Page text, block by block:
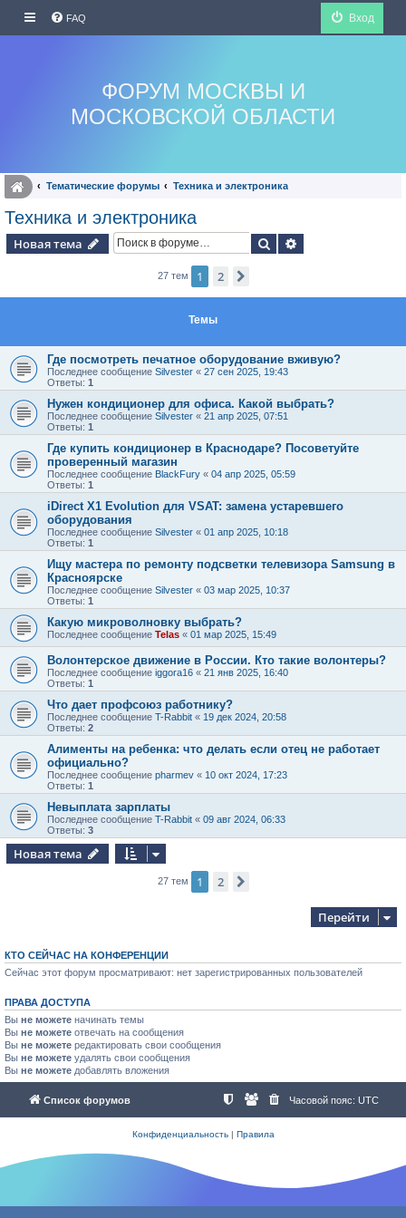
FAQ Вход
ФОРУМ МОСКВЫ И
МОСКОВСКОЙ ОБЛАСТИ
Тематические форумы Техника и электроника
Техника и электроника
Новая тема Поиск
27 тем 1 2
Темы
Где посмотреть печатное оборудование вживую?
Последнее сообщение Silvester « 27 сен 2025, 19:43
Ответы: 1
Нужен кондиционер для офиса. Какой выбрать?
Последнее сообщение Silvester « 21 апр 2025, 07:51
Ответы: 1
Где купить кондиционер в Краснодаре? Посоветуйте
проверенный магазин
Последнее сообщение BlackFury « 04 апр 2025, 05:59
Ответы: 1
iDirect X1 Evolution для VSAT: замена устаревшего
оборудования
Последнее сообщение Silvester « 01 апр 2025, 10:18
Ответы: 1
Ищу мастера по ремонту подсветки телевизора Samsung в
Красноярске
Последнее сообщение Silvester « 03 мар 2025, 10:37
Ответы: 1
Какую микроволновку выбрать?
Последнее сообщение Telas « 01 мар 2025, 15:49
Волонтерское движение в России. Кто такие волонтеры?
Последнее сообщение iggora16 « 21 янв 2025, 16:40
Ответы: 1
Что дает профсоюз работнику?
Последнее сообщение T-Rabbit « 19 дек 2024, 20:58
Ответы: 2
Алименты на ребенка: что делать если отец не работает
официально?
Последнее сообщение pharmev « 10 окт 2024, 17:23
Ответы: 1
Невыплата зарплаты
Последнее сообщение T-Rabbit « 09 авг 2024, 06:33
Ответы: 3
Новая тема
27 тем 1 2
Перейти
КТО СЕЙЧАС НА КОНФЕРЕНЦИИ
Сейчас этот форум просматривают: нет зарегистрированных пользователей
ПРАВА ДОСТУПА
Вы не можете начинать темы
Вы не можете отвечать на сообщения
Вы не можете редактировать свои сообщения
Вы не можете удалять свои сообщения
Вы не можете добавлять вложения
Список форумов Часовой пояс: UTC
Конфиденциальность| Правила